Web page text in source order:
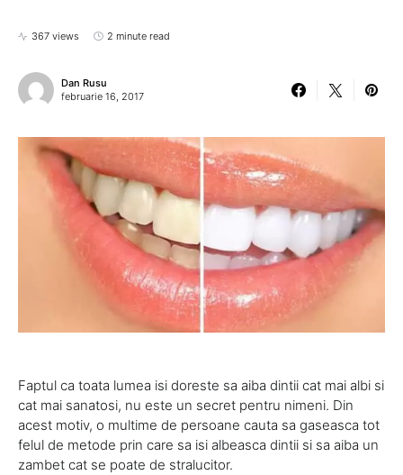
367 views 2 minute read
Dan Rusu
februarie 16, 2017
Faptul ca toata lumea isi doreste sa aiba dintii cat mai albi si
cat mai sanatosi, nu este un secret pentru nimeni. Din
acest motiv, o multime de persoane cauta sa gaseasca tot
felul de metode prin care sa isi albeasca dintii si sa aiba un
zambet cat se poate de stralucitor.